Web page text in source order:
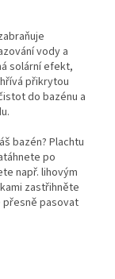
vody a
solární efekt,
přikrytou
do bazénu a
bazén? Plachtu
po
např. lihovým
zastřihněte
přesně pasovat